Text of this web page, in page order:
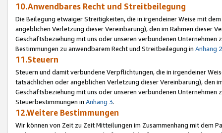
10.Anwendbares Recht und Streitbeilegung
Die Beilegung etwaiger Streitigkeiten, die in irgendeiner Weise mit
angeblichen Verletzung dieser Vereinbarung), den im Rahmen dieser
Geschäftsbeziehung mit uns oder unseren verbundenen
Bestimmungen zu anwendbarem Recht und Streitbeilegung in Anhang 2
11.Steuern
Steuern und damit verbundene Verpflichtungen, die in irgendeiner
tatsächlichen oder angeblichen Verletzung dieser Vereinbarung), den
Geschäftsbeziehung mit uns oder unseren verbundenen
Steuerbestimmungen in Anhang 3.
12.Weitere Bestimmungen
Wir können von Zeit zu Zeit Mitteilungen im Zusammenhang mit dem